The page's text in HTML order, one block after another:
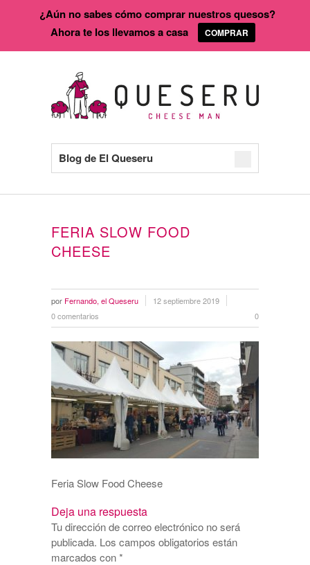
Blog de El Queseru
FERIA SLOW FOOD
CHEESE
por Fernando, el Queseru
12 septiembre 2019
0 comentarios
0
Feria Slow Food Cheese
Deja una respuesta
Tu dirección de correo electrónico no será
publicada. Los campos obligatorios están
marcados con*
¿Aún no sabes cómo comprar nuestros quesos?
Ahora te los llevamos a casa
COMPRAR